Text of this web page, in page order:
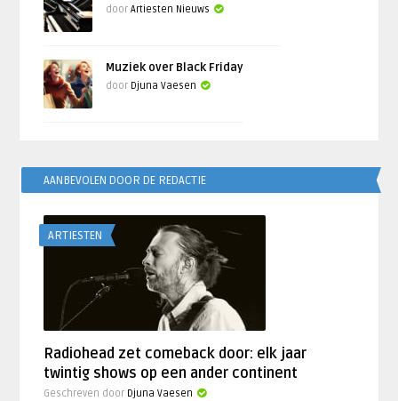
doorArtiesten Nieuws
Muziek over Black Friday
door Djuna Vaesen
AANBEVOLEN DOOR DE REDACTIE
ARTIESTEN
Radiohead zet comeback door: elk jaar
twintig shows op een ander continent
Geschreven door Djuna Vaesen